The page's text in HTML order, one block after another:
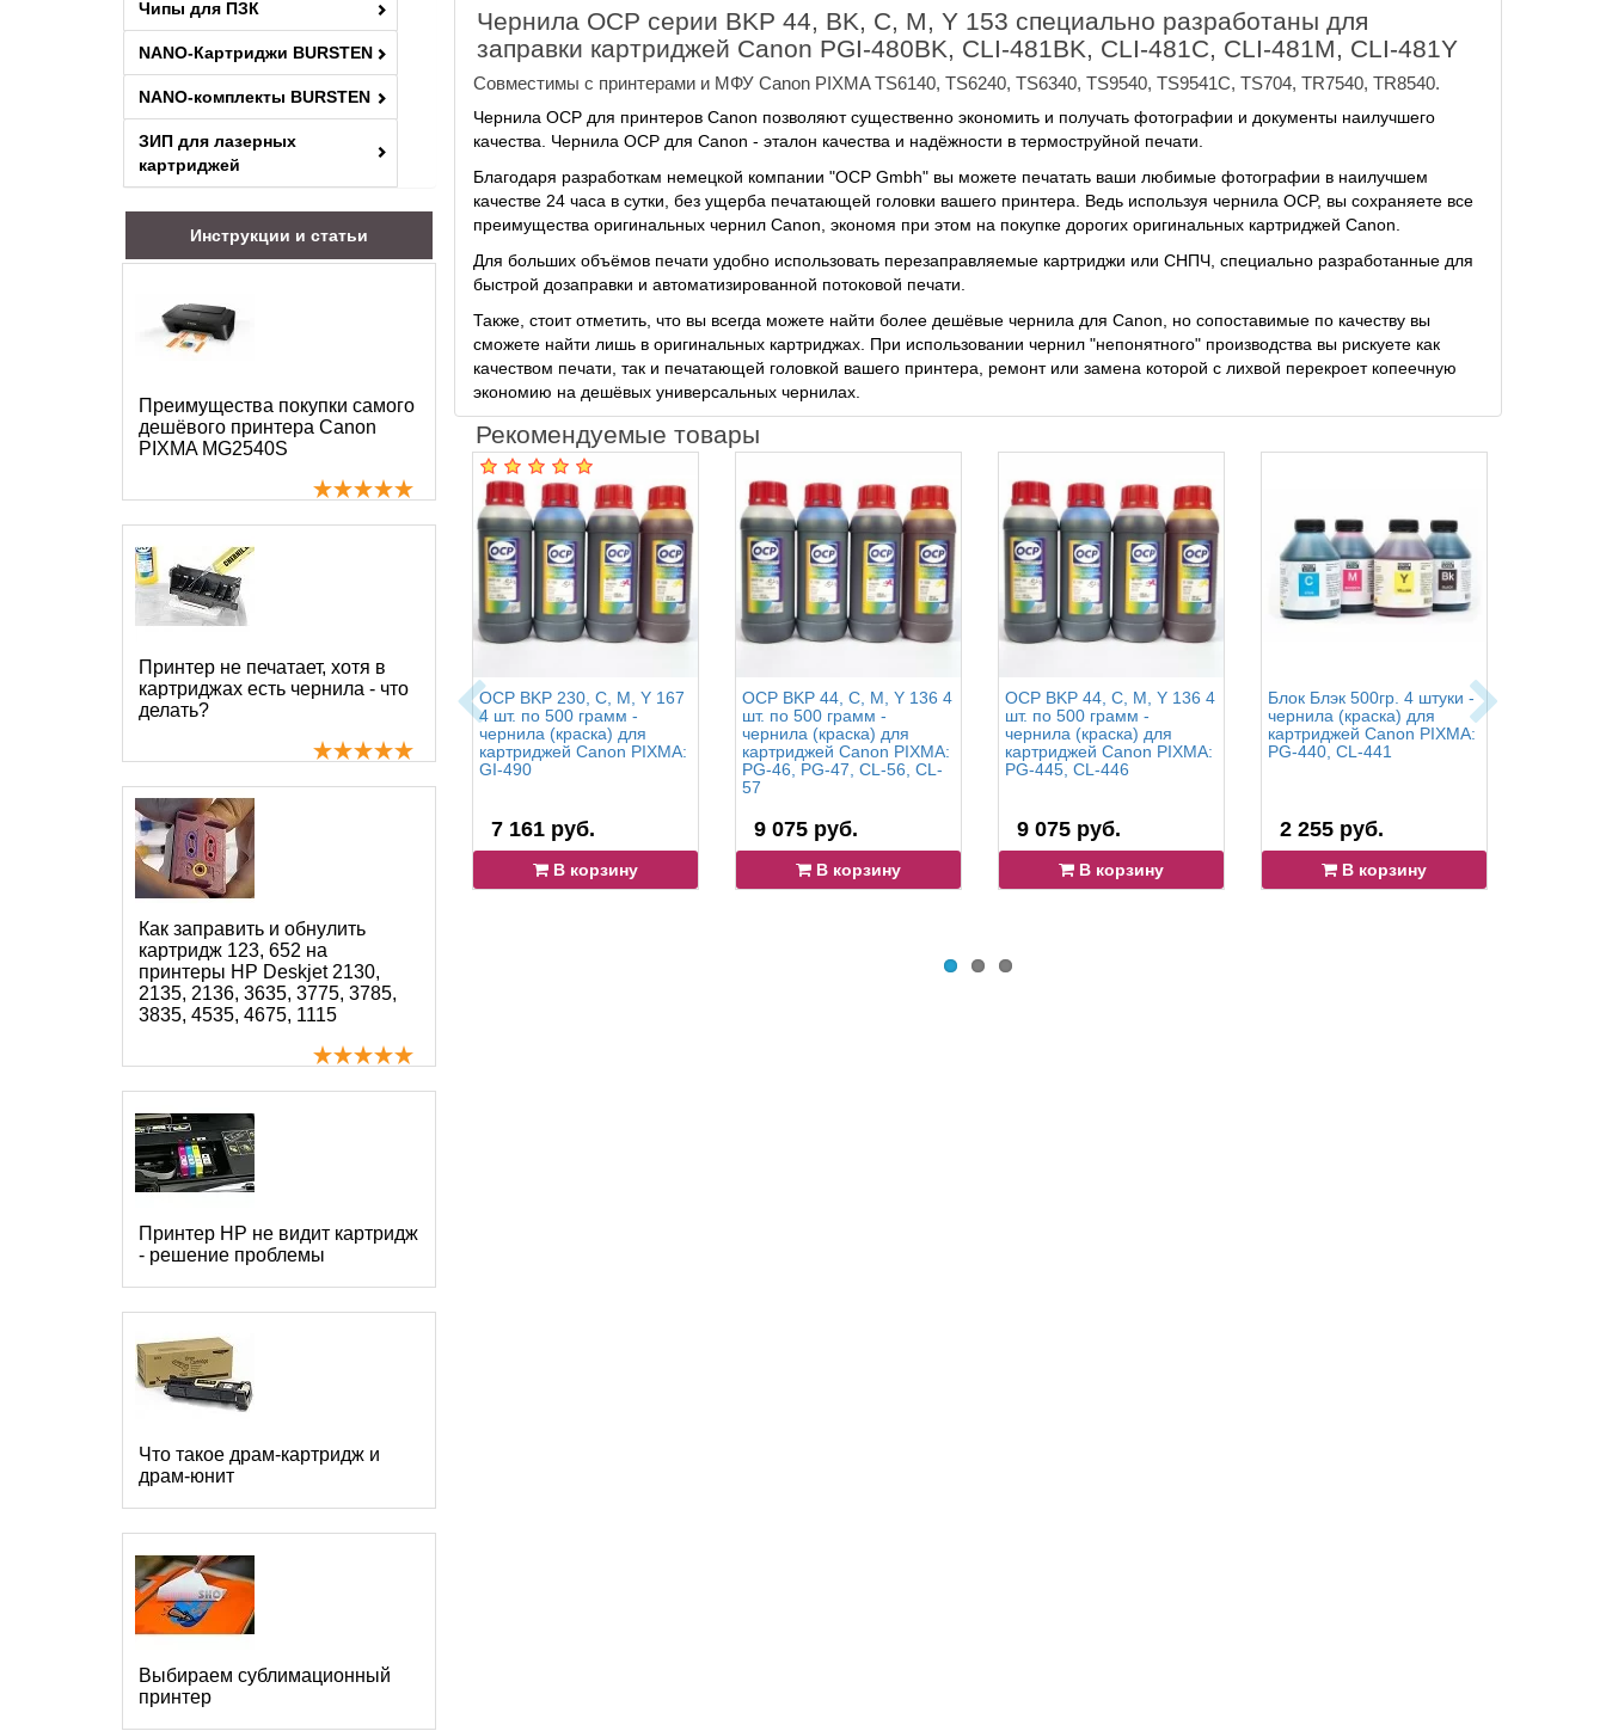
Чипы для ПЗК
NANO-Картриджи BURSTEN
NANO-комплекты BURSTEN
ЗИП для лазерных
картриджей
Инструкции и статьи
Преимущества покупки самого
дешёвого принтера Canon
PIXMA MG2540S
Принтер не печатает, хотя в
картриджах есть чернила - что
делать?
Как заправить и обнулить
картридж 123, 652 на
принтеры HP Deskjet 2130,
2135, 2136, 3635, 3775, 3785,
3835, 4535, 4675, 1115
Принтер HP не видит картридж
- решение проблемы
Что такое драм-картридж и
драм-юнит
Выбираем сублимационный
принтер
Чернила OCP серии BKP 44, BK, C, M, Y 153 специально разработаны для
заправки картриджей Canon PGI-480BK, CLI-481BK, CLI-481C, CLI-481M, CLI-481Y
Совместимы c принтерами и МФУ Canon PIXMA TS6140, TS6240, TS6340, TS9540, TS9541C, TS704, TR7540, TR8540.
Чернила OCP для принтеров Canon позволяют существенно экономить и получать фотографии и документы наилучшего
качества. Чернила OCP для Canon - эталон качества и надёжности в термоструйной печати.
Благодаря разработкам немецкой компании "OCP Gmbh" вы можете печатать ваши любимые фотографии в наилучшем
качестве 24 часа в сутки, без ущерба печатающей головки вашего принтера. Ведь используя чернила OCP, вы сохраняете все
преимущества оригинальных чернил Canon, экономя при этом на покупке дорогих оригинальных картриджей Canon.
Для больших объёмов печати удобно использовать перезаправляемые картриджи или СНПЧ, специально разработанные для
быстрой дозаправки и автоматизированной потоковой печати.
Также, стоит отметить, что вы всегда можете найти более дешёвые чернила для Canon, но сопоставимые по качеству вы
сможете найти лишь в оригинальных картриджах. При использовании чернил "непонятного" производства вы рискуете как
качеством печати, так и печатающей головкой вашего принтера, ремонт или замена которой с лихвой перекроет копеечную
экономию на дешёвых универсальных чернилах.
Рекомендуемые товары
OCP BKP 230, C, M, Y 167
4 шт. по 500 грамм -
чернила (краска) для
картриджей Canon PIXMA:
GI-490
7 161 руб.
В корзину
OCP BKP 44, C, M, Y 136 4
шт. по 500 грамм -
чернила (краска) для
картриджей Canon PIXMA:
PG-46, PG-47, CL-56, CL-
57
9 075 руб.
В корзину
OCP BKP 44, C, M, Y 136 4
шт. по 500 грамм -
чернила (краска) для
картриджей Canon PIXMA:
PG-445, CL-446
9 075 руб.
В корзину
Блок Блэк 500гр. 4 штуки -
чернила (краска) для
картриджей Canon PIXMA:
PG-440, CL-441
2 255 руб.
В корзину